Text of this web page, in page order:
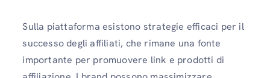
Sulla piattaforma esistono strategie efficaci per il
successo degli affiliati, che rimane una fonte
importante per promuovere link e prodotti di